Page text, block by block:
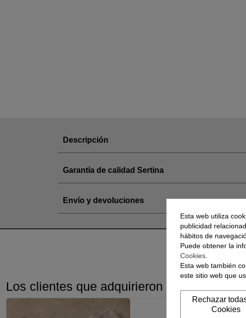
Descripción
Garantía de calidad Sertina
Envío y devoluciones
Los clientes que adquirieron este
Esta web utiliza
publicidad
hábitos de
Puede obtener la
Cookies
Esta web también
este sitio web que
Rechazar
Cookies